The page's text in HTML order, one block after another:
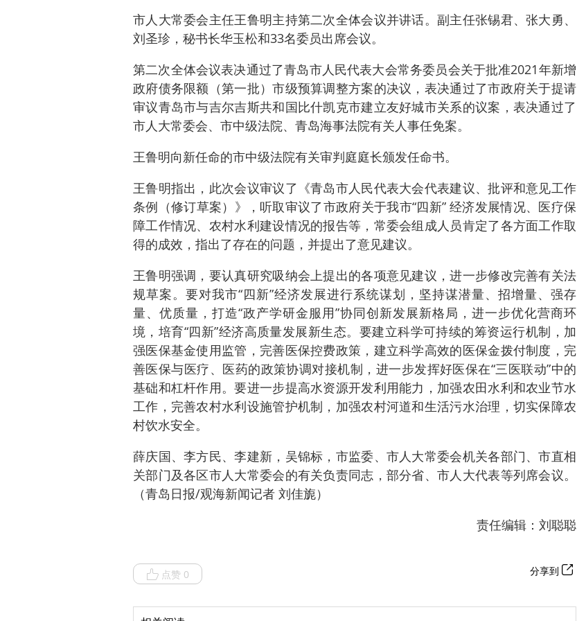
市人大常委会主任王鲁明主持第二次全体会议并讲话。副主任张锡君、张大勇、
刘圣珍，秘书长华玉松和33名委员出席会议。
第二次全体会议表决通过了青岛市人民代表大会常务委员会关于批准2021年新增
政府债务限额（第一批）市级预算调整方案的决议，表决通过了市政府关于提请
审议青岛市与吉尔吉斯共和国比什凯克市建立友好城市关系的议案，表决通过了
市人大常委会、市中级法院、青岛海事法院有关人事任免案。
王鲁明向新任命的市中级法院有关审判庭庭长颁发任命书。
王鲁明指出，此次会议审议了《青岛市人民代表大会代表建议、批评和意见工作
条例（修订草案）》，听取审议了市政府关于我市“四新” 经济发展情况、医疗保
障工作情况、农村水利建设情况的报告等，常委会组成人员肯定了各方面工作取
得的成效，指出了存在的问题，并提出了意见建议。
王鲁明强调，要认真研究吸纳会上提出的各项意见建议，进一步修改完善有关法
规草案。要对我市“四新”经济发展进行系统谋划，坚持谋潜量、招增量、强存
量、优质量，打造“政产学研金服用”协同创新发展新格局，进一步优化营商环
境，培育“四新”经济高质量发展新生态。要建立科学可持续的筹资运行机制，加
强医保基金使用监管，完善医保控费政策，建立科学高效的医保金拨付制度，完
善医保与医疗、医药的政策协调对接机制，进一步发挥好医保在“三医联动”中的
基础和杠杆作用。要进一步提高水资源开发利用能力，加强农田水利和农业节水
工作，完善农村水利设施管护机制，加强农村河道和生活污水治理，切实保障农
村饮水安全。
薛庆国、李方民、李建新，吴锦标，市监委、市人大常委会机关各部门、市直相
关部门及各区市人大常委会的有关负责同志，部分省、市人大代表等列席会议。
（青岛日报/观海新闻记者 刘佳旎）
责任编辑：刘聪聪
点赞 0 分享到